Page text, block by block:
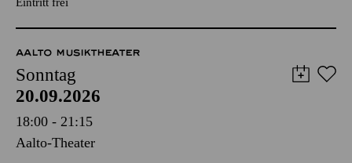
AALTO MUSIKTHEATER
Sonntag
20.09.2026
18:00 - 21:15
Aalto-Theater